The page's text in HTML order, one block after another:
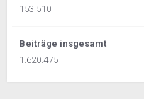
153.510
Beiträge insgesamt
1.620.475